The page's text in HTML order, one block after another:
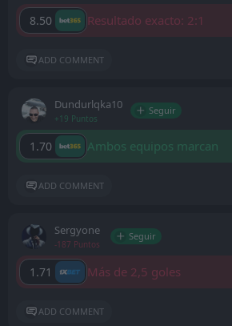
8.50 Resultado exacto: 2:1
ADD COMMENT
Dundurlqka10
+19 Puntos
Seguir
1.70 Ambos equipos marcan
ADD COMMENT
Sergyone
-187 Puntos
Seguir
1.71 Más de 2,5 goles
ADD COMMENT